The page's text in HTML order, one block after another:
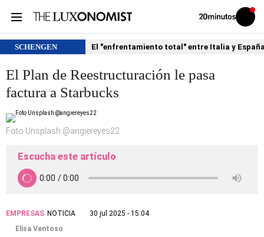
Volver
Iniciar
sesión
SCHENGEN El "enfrentamiento total" entre Italia y
El Plan de Reestructuración le pasa
factura a Starbucks
Foto Unsplash @angiereyes22
Escucha este artículo
EMPRESAS NOTICIA
30 jul 2025 - 15:04
Elisa Ventoso